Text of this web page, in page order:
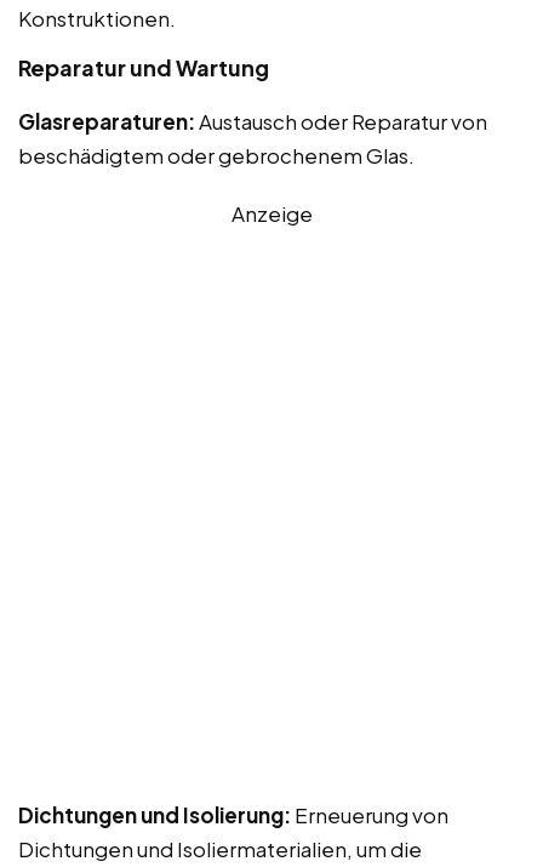
Konstruktionen.
Reparatur und Wartung
Glasreparaturen:Austausch oder Reparatur von
beschädigtem oder gebrochenem Glas.
Anzeige
Dichtungen und Isolierung: Erneuerung von
Dichtungen und Isoliermaterialien, um die